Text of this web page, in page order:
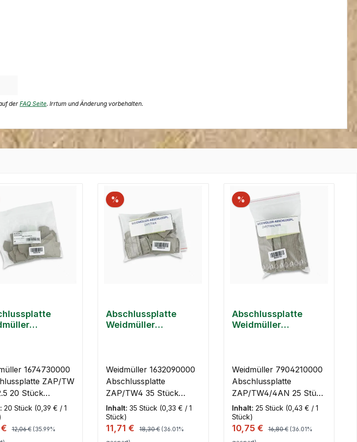
der FAQ Seite. Irrtum und Änderung vorbehalten.
1674730000
ZAP/TW
20 Stück
Marke:
20 Stück (0,39 € / 1
Regulärer Preis:
12,06 € (35.99%
%
Abschlussplatte
Weidmüller
Weidmüller 1632090000
Abschlussplatte
ZAP/TW4 35 Stück
Kurzinfos Marke:
Weidmüller
Artikelnummer:
Inhalt:35 Stück (0,33 € / 1
Stück)
Verkaufspreis:
11,71 € Regulärer Preis:
18,30 € (36.01%
%
Abschlussplatte
Weidmüller
Weidmüller 7904210000
Abschlussplatte
ZAP/TW4/4AN 25 Stück
Kurzinfos Marke:
Weidmüller
Artikelnummer:
Inhalt: 25 Stück (0,43 € / 1
Stück)
Verkaufspreis:
10,75 € Regulärer Preis:
16,80 € (36.01%